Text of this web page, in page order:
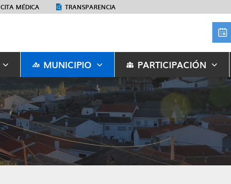
CITA MÉDICA TRANSPARENCIA
MUNICIPIO PARTICIPACIÓN